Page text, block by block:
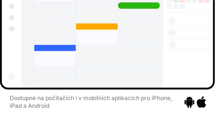
Dostupné na počítačích i v mobilních aplikacích pro iPhone,
iPad a Android